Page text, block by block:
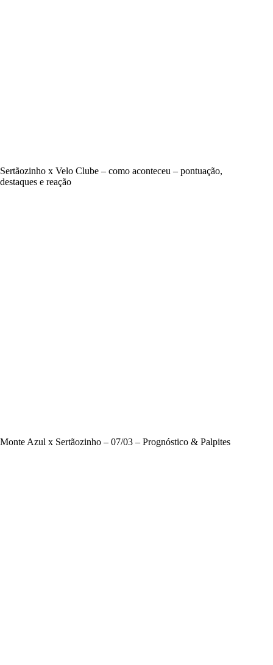
Sertãozinho x Velo Clube – como aconteceu – pontuação,
destaques e reação
Monte Azul x Sertãozinho – 07/03 – Prognóstico & Palpites